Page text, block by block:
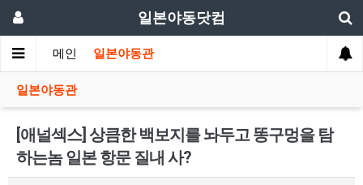
일본야동닷컴
메인 일본야동관
일본야동관
[애널섹스] 상큼한 백보지를 놔두고 똥구멍을 탐
하는놈 일본 항문 질내 사?